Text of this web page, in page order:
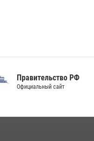
Правительство РФ
Официальный сайт